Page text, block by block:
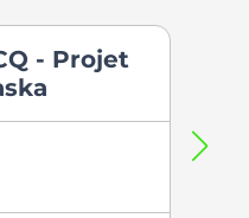
- Projet